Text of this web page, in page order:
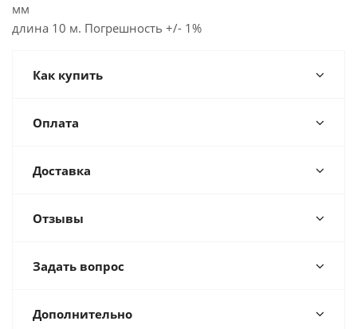
мм
длина 10 м. Погрешность +/- 1%
Как купить
Оплата
Доставка
Отзывы
Задать вопрос
Дополнительно